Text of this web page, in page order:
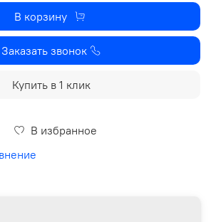
В избранное
В корзину
Заказать звонок
Купить в 1 клик